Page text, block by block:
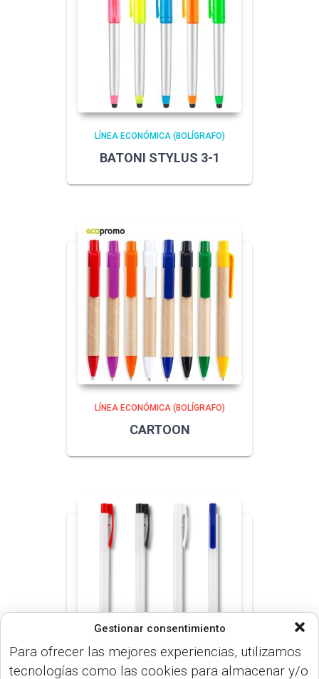
Gestionar consentimiento
Para ofrecer las mejores experiencias, utilizamos
tecnologías como las cookies para almacenar y/o
LÍNEA ECONÓMICA (BOLÍGRAFO)
BATONI STYLUS 3-1
LÍNEA ECONÓMICA (BOLÍGRAFO)
CARTOON